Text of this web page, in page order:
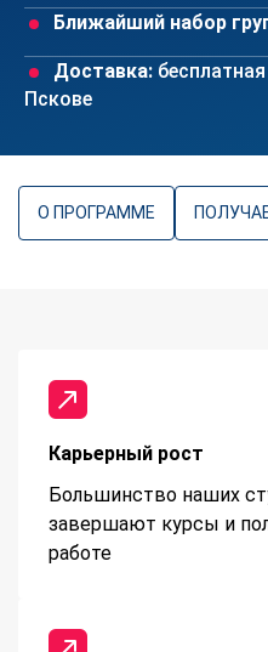
Ближайший набор
Доставка:
Пскове
О ПРОГРАММЕ
Карьерный рост
Большинство наших
завершают курсы и
работе